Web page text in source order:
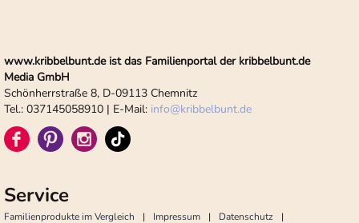
www.kribbelbunt.de ist das Familienportal der kribbelbunt.de
Media GmbH
Schönherrstraße 8, D-09113 Chemnitz
Tel.: 037145058910 | E-Mail: info@kribbelbunt.de
Service
Familienprodukte im Vergleich Impressum Datenschutz